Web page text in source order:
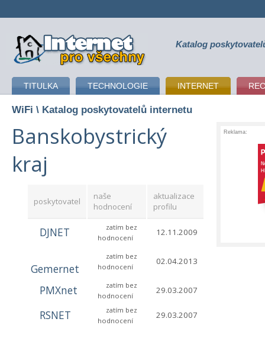
připojení k internetu Katalog
TITULKA TECHNOLOGIE INTERNET
WiFi \ Katalog poskytovatelů internetu
Reklama:
Banskobystrický
kraj
poskytovatel
naše
hodnocení
aktualizace
profilu
DJNET
zatím bez
hodnocení
12.11.2009
Gemernet
zatím bez
hodnocení
02.04.2013
PMXnet
zatím bez
hodnocení
29.03.2007
RSNET
zatím bez
hodnocení
29.03.2007